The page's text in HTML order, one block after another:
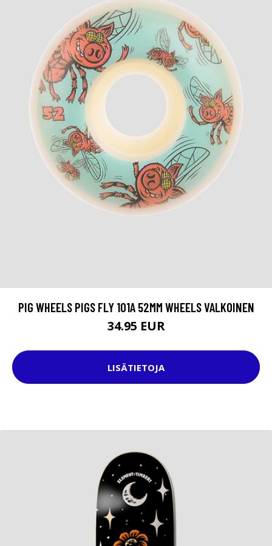
PIG WHEELS PIGS FLY 101A 52MM WHEELS VALKOINEN
34.95 EUR
LISÄTIETOJA